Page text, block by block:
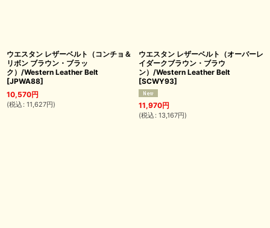
ウエスタン レザーベルト（コンチョ＆
リボン ブラウン・ブラッ
ク）/Western Leather Belt
[JPWA88]
10,570円
(税込 : 11,627円)
ウエスタン レザーベルト（オーバーレ
イダークブラウン・ブラウ
ン）/Western Leather Belt
[SCWY93]
11,970円
(税込 : 13,167円)